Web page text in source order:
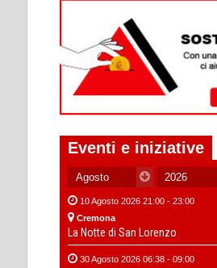
Eventi e iniziative
10 Agosto 2026 21:00 - 23:00
Cremona
La Notte di San Lorenzo
30 Agosto 2026 06:38 - 09:00